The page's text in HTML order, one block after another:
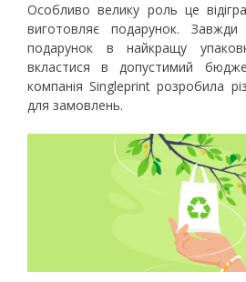
Особливо велику роль це
виготовляє подарунок. Завжди
подарунок в найкращу
вкластися в допустимий
компанія Singleprint розробила
для замовлень.